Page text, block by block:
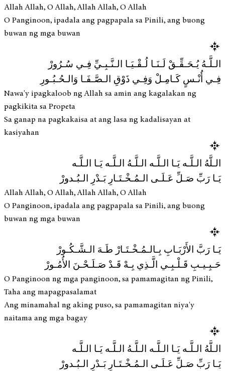
Allah Allah, O Allah, Allah Allah, O Allah
O Panginoon, ipadala ang pagpapala sa Pinili, ang buong
buwan ng mga buwan
الـلَّـهُ يُـحَـقِّـقْ لَـنَـا لُـقْـيَـا الـنَّـبِـيِّ فِـي سُـرُورْ
فِـي أُنْـسٍ كَـامِـلْ وَفِـي ذَوْقِ الـصَّـفَـا وَالـحُـبُـورِ
Nawa'y ipagkaloob ng Allah sa amin ang kagalakan ng
pagkikita sa Propeta
Sa ganap na pagkakaisa at ang lasa ng kadalisayan at
kasiyahan
الـلَّهُ الـلَّـه يَـا الـلَّـه الـلَّـهُ الـلَّـه يَـا الـلَّـه
يَـا رَبِّ صَـلِّ عَـلَـى الـمُـخْـتَـارِ بَـدْرِ الـبُـدورْ
Allah Allah, O Allah, Allah Allah, O Allah
O Panginoon, ipadala ang pagpapala sa Pinili, ang buong
buwan ng mga buwan
يَـا رَبَّ الأَرْبَـابِ بِـالـمُـخْـتَـارْ طَـهَ الـشَّـكُـورْ
حَـبِـيـبِ قَـلْـبِـي الَّـذِي بِـهْ قَـدْ صَـلَـحْـنَ الأُمُـورْ
O Panginoon ng mga panginoon, sa pamamagitan ng Pinili,
Taha ang mapagpasalamat
Ang minamahal ng aking puso, sa pamamagitan niya'y
naitama ang mga bagay
الـلَّهُ الـلَّـه يَـا الـلَّـه الـلَّـهُ الـلَّـه يَـا الـلَّـه
يَـا رَبِّ صَـلِّ عَـلَـى الـمُـخْـتَـارِ بَـدْرِ الـبُـدورْ